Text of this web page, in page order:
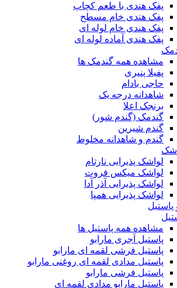
پفک هندی با طعم کچاپ
پفک هندی خام مسطح
پفک هندی خام لوله ای
پفک هندی آماده لوله ای
مشاهده همه گندمک ها
پفیلا پنیری
حاجی بادام
شاهدانه درجه یک
برنجک اعلا
گندمک (گندم شور)
گندم شیرین
گندم و شاهدانه مخلوط
لواشک پذیرایی نارتام
لواشک میکس فروت
لواشک پذیرایی آذر آدا
لواشک پذیرایی همپا
مشاهده همه پاستیل ها
پاستیل آجری مارابو
پاستیل فرشی لقمه ای مارابو
پاستیل مدادی لقمه ای روغنی مارابو
پاستیل فرشی مارابو
پاستیل مارابو مدادی لقمه ای